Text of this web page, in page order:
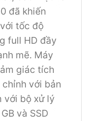
đã khiến
tốc độ
full HD đầy
mẽ. Máy
giác tích
với bản
với bộ xử lý
và SSD